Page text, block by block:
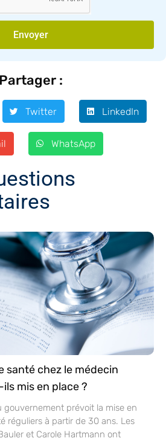
Envoyer
Partager :
Twitter LinkedIn
WhatsApp
santé chez le médecin
mis en place ?
gouvernement prévoit la mise en
réguliers à partir de 30 ans. Les
et Carole Hartmann ont